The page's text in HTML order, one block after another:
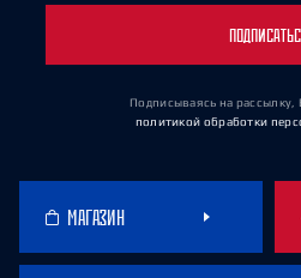
Подписываясь на рассылку,
политикой обработки
МАГАЗИН